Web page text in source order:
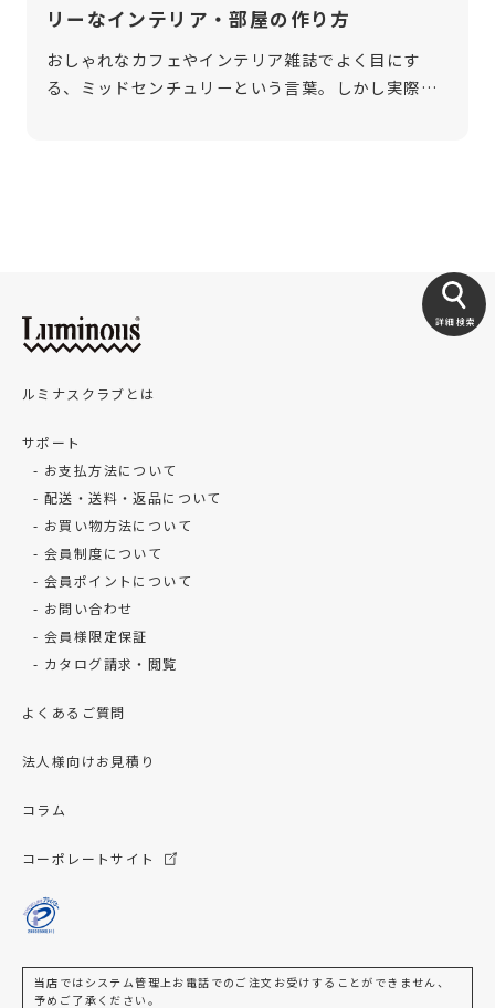
リーなインテリア・部屋の作り方
おしゃれなカフェやインテリア雑誌でよく目にす
る、ミッドセンチュリーという言葉。しかし実際に
詳細検索
ルミナスクラブとは
サポート
お支払方法について
配送・送料・返品について
お買い物方法について
会員制度について
会員ポイントについて
お問い合わせ
会員様限定保証
カタログ請求・閲覧
よくあるご質問
法人様向けお見積り
コラム
コーポレートサイト
当店ではシステム管理上お電話でのご注文お受けすることができません、
予めご了承ください。